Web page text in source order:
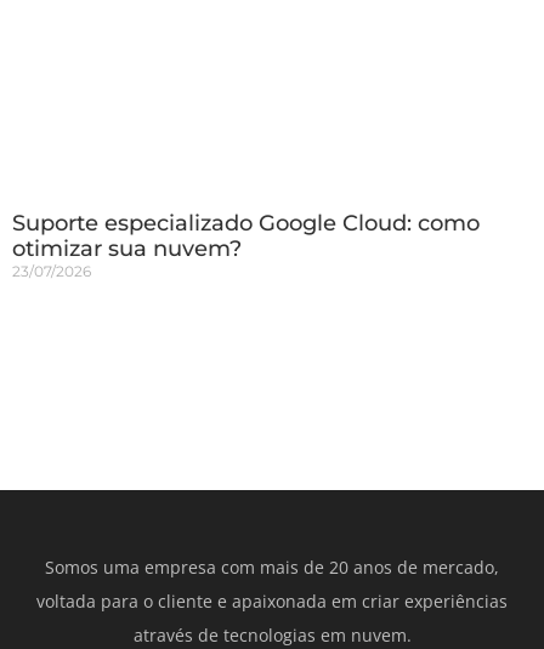
Suporte especializado Google Cloud: como
otimizar sua nuvem?
23/07/2026
Somos uma empresa com mais de 20 anos de mercado,
voltada para o cliente e apaixonada em criar experiências
através de tecnologias em nuvem.